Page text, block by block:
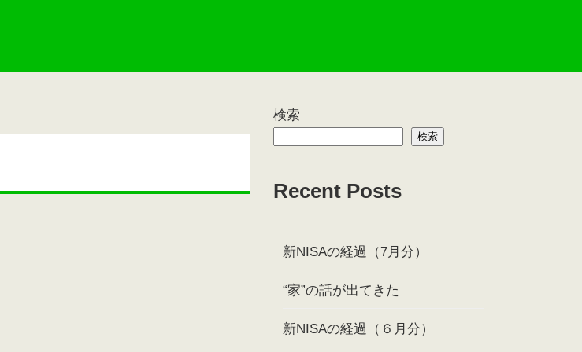
検索
検索
Recent Posts
新NISAの経過（7月分）
“家”の話が出てきた
新NISAの経過（６月分）